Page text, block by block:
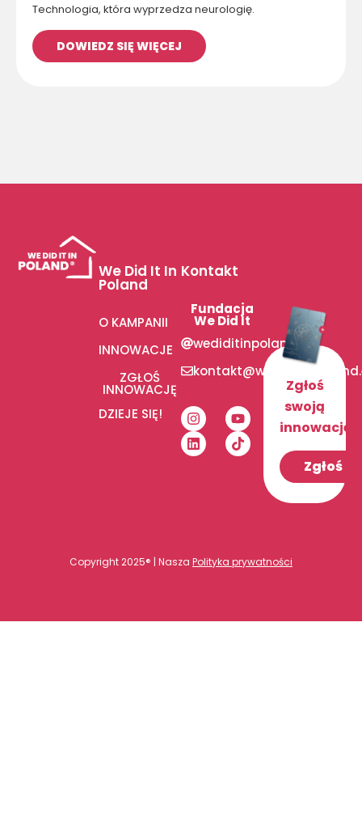
Technologia, która wyprzedza neurologię.
DOWIEDZ SIĘ WIĘCEJ
We Did It In
Poland
O KAMPANII
INNOWACJE
ZGŁOŚ
INNOWACJĘ
DZIEJE SIĘ!
Kontakt
Fundacja
We Did It
wediditinpoland
Zgłoś
swoją
innowację!
Zgłoś
Copyright 2025® | Nasza Polityka prywatności